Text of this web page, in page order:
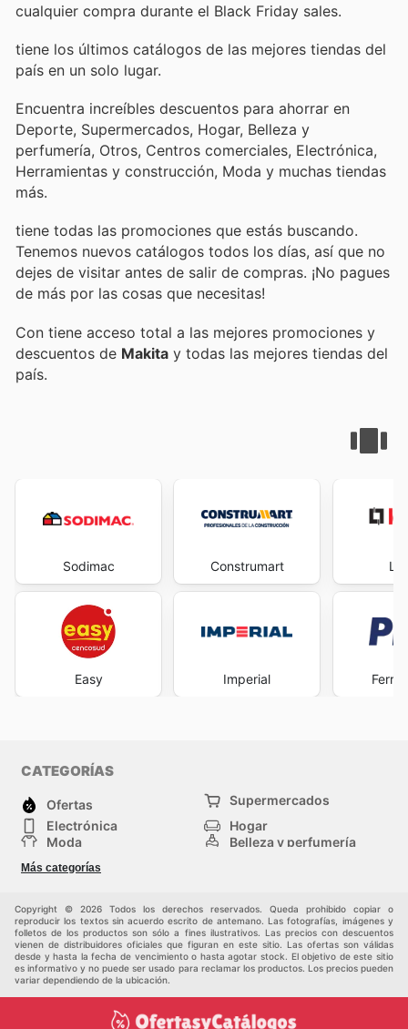
cualquier compra durante el Black Friday sales.
tiene los últimos catálogos de las mejores tiendas del
país en un solo lugar.
Encuentra increíbles descuentos para ahorrar en
Deporte, Supermercados, Hogar, Belleza y
perfumería, Otros, Centros comerciales, Electrónica,
Herramientas y construcción, Moda y muchas tiendas
más.
tiene todas las promociones que estás buscando.
Tenemos nuevos catálogos todos los días, así que no
dejes de visitar antes de salir de compras. ¡No pagues
de más por las cosas que necesitas!
Con tiene acceso total a las mejores promociones y
descuentos de Makita y todas las mejores tiendas del
país.
Sodimac
Easy
Construmart
Imperial
CATEGORÍAS
Ofertas
Supermercados
Electrónica
Hogar
Moda
Belleza y perfumería
Deporte
Más categorías
Copyright © 2026 Todos los derechos reservados. Queda prohibido copiar o
reproducir los textos sin acuerdo escrito de antemano. Las fotografías, imágenes y
folletos de los productos son sólo a fines ilustrativos. Las precios con descuentos
vienen de distribuidores oficiales que figuran en este sitio. Las ofertas son válidas
desde y hasta la fecha de vencimiento o hasta agotar stock. El objetivo de este sitio
es informativo y no puede ser usado para reclamar los productos. Los precios pueden
variar dependiendo de la ubicación.